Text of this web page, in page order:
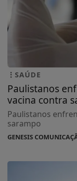
SAÚDE
Paulistanos
vacina contra
Paulistanos
sarampo
GENESIS